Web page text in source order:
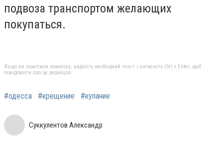
подвоза транспортом желающих
покупаться.
Якщо ви помітили помилку, виділіть необхідний текст і натисніть Ctrl + Enter, щоб
повідомити про це редакцію
#одесса #крещение #купание
Суккулентов Александр